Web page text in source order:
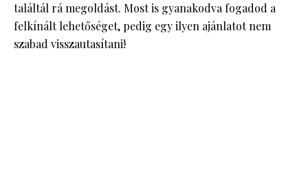
találtál rá megoldást. Most is gyanakodva fogadod a
felkínált lehetőséget, pedig egy ilyen ajánlatot nem
szabad visszautasítani!